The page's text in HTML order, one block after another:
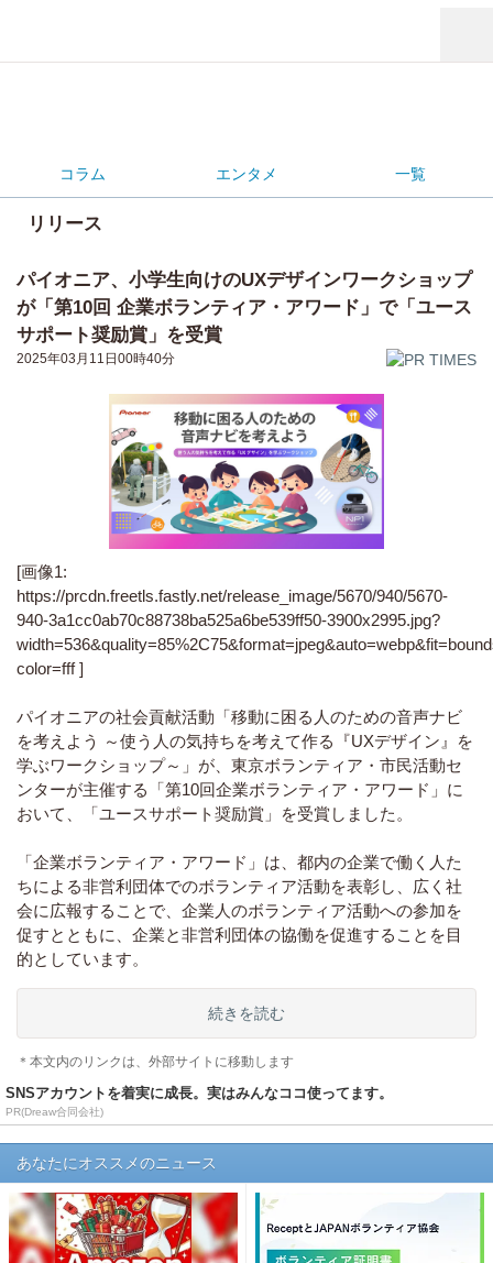
コラム エンタメ 一覧
リリース
パイオニア、小学生向けのUXデザインワークショップ
が「第10回 企業ボランティア・アワード」で「ユース
サポート奨励賞」を受賞
2025年03月11日00時40分
[画像1:
https://prcdn.freetls.fastly.net/release_image/5670/940/5670-
940-3a1cc0ab70c88738ba525a6be539ff50-3900x2995.jpg?
color=fff ]
パイオニアの社会貢献活動「移動に困る人のための音声ナビ
を考えよう ～使う人の気持ちを考えて作る『UXデザイン』を
学ぶワークショップ～」が、東京ボランティア・市民活動セ
ンターが主催する「第10回企業ボランティア・アワード」に
おいて、「ユースサポート奨励賞」を受賞しました。
「企業ボランティア・アワード」は、都内の企業で働く人た
ちによる非営利団体でのボランティア活動を表彰し、広く社
会に広報することで、企業人のボランティア活動への参加を
促すとともに、企業と非営利団体の協働を促進することを目
的としています。
続きを読む
＊本文内のリンクは、外部サイトに移動します
SNSアカウントを着実に成長。実はみんなココ使ってます。
PR(Dreaw合同会社)
あなたにオススメのニュース